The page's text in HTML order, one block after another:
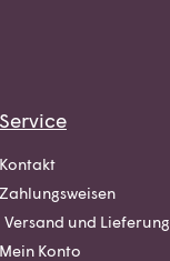
Service
Kontakt
Zahlungsweisen
Versand und Lieferung
Mein Konto